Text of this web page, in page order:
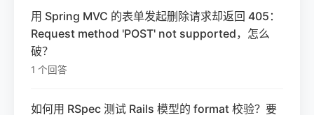
用 Spring MVC 的表单发起删除请求却返回 405：
Request method 'POST' not supported，怎么
破？
1 个回答
如何用 RSpec 测试 Rails 模型的 format 校验？要